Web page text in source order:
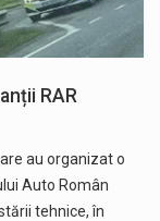
RAR
au organizat o
Auto Român
tehnice, în